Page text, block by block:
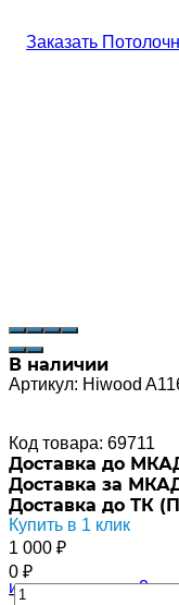
В наличии
Артикул: Hiwood
Код товара: 69711
Доставка до
Доставка за
Доставка до ТК
Купить в 1 клик
1 000 ₽
0 ₽
-